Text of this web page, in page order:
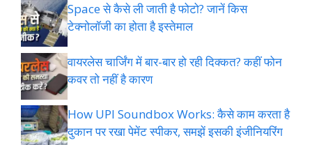
Space से कैसे ली जाती है फोटो? जानें किस
टेक्नोलॉजी का होता है इस्तेमाल
वायरलेस चार्जिंग में बार-बार हो रही दिक्कत? कहीं फोन
कवर तो नहीं है कारण
How UPI Soundbox Works: कैसे काम करता है
दुकान पर रखा पेमेंट स्पीकर, समझें इसकी इंजीनियरिंग